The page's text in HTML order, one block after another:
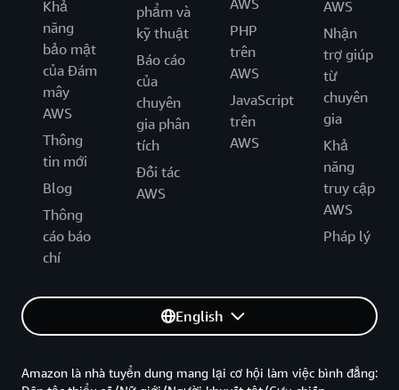
Khả
năng
bảo mật
của Đám
mây
AWS
Thông
tin mới
Blog
Thông
cáo báo
chí
phẩm và
kỹ thuật
Báo cáo
của
chuyên
gia phân
tích
Đối tác
AWS
AWS
PHP
trên
AWS
JavaScript
trên
AWS
AWS
Nhận
trợ giúp
từ
chuyên
gia
Khả
năng
truy cập
AWS
Pháp lý
English
Amazon là nhà tuyển dung mang lại cơ hội làm việc bình đẳng: